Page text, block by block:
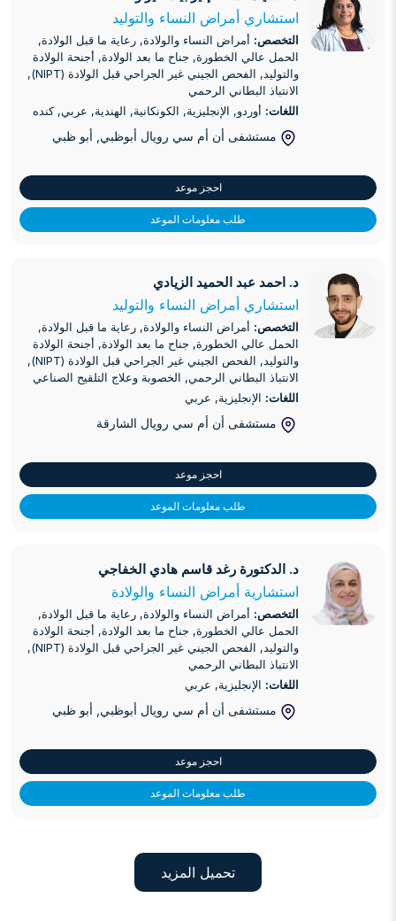
استشاري أمراض النساء والتوليد
التخصص: أمراض النساء والولادة, رعاية ما قبل الولادة,
الحمل عالي الخطورة, جناح ما بعد الولادة, أجنحة الولادة
والتوليد, الفحص الجيني غير الجراحي قبل الولادة (NIPT),
الانتباذ البطاني الرحمي
اللغات: أوردو, الإنجليزية, الكونكانية, الهندية, عربي, كنده
مستشفى أن أم سي رويال أبوظبي , أبو ظبي
احجز موعد
طلب معلومات الموعد
د. احمد عبد الحميد الزيادي
د. احمد عبد الحميد الزيادي
استشاري أمراض النساء والتوليد
التخصص: أمراض النساء والولادة, رعاية ما قبل الولادة,
الحمل عالي الخطورة, جناح ما بعد الولادة, أجنحة الولادة
والتوليد, الفحص الجيني غير الجراحي قبل الولادة (NIPT),
الانتباذ البطاني الرحمي, الخصوبة وعلاج التلقيح الصناعي
اللغات: الإنجليزية, عربي
مستشفى أن أم سي رويال الشارقة
احجز موعد
طلب معلومات الموعد
د. الدكتورة رغد قاسم هادي الخفاجي
د. الدكتورة رغد قاسم هادي الخفاجي
استشارية أمراض النساء والولادة
التخصص: أمراض النساء والولادة, رعاية ما قبل الولادة,
الحمل عالي الخطورة, جناح ما بعد الولادة, أجنحة الولادة
والتوليد, الفحص الجيني غير الجراحي قبل الولادة (NIPT),
الانتباذ البطاني الرحمي
اللغات: الإنجليزية, عربي
مستشفى أن أم سي رويال أبوظبي , أبو ظبي
احجز موعد
طلب معلومات الموعد
تحميل المزيد